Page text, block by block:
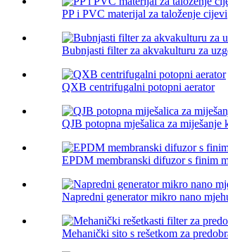
PP i PVC materijal za taloženje cijevi
Bubnjasti filter za akvakulturu za
QXB centrifugalni potopni aerator
QJB potopna mješalica za
EPDM membranski difuzor s finim
Napredni generator mikro nano
Mehanički sito s rešetkom za